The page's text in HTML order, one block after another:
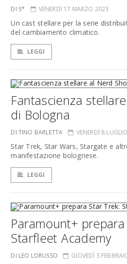
DI S* VENERDÌ 17 MARZO 2023
Un cast stellare per la serie
del cambiamento climatico.
LEGGI
Fantascienza
di Bologna
DI TINO BARLETTA VENERDÌ 8
Star Trek, Star Wars, Stargate e
manifestazione bolognese.
LEGGI
Paramount+
Starfleet Academy
DI LEO LORUSSO GIOVEDÌ 3